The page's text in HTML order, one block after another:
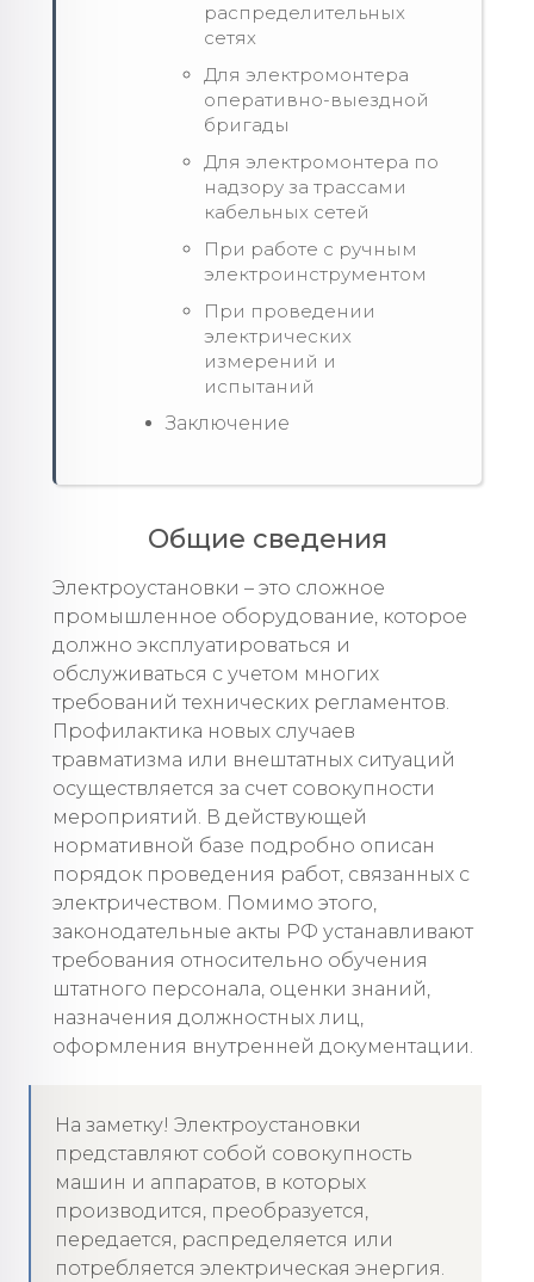
распределительных
сетях
Для электромонтера
оперативно-выездной
бригады
Для электромонтера по
надзору за трассами
кабельных сетей
При работе с ручным
электроинструментом
При проведении
электрических
измерений и
испытаний
Заключение
Общие сведения
Электроустановки – это сложное
промышленное оборудование, которое
должно эксплуатироваться и
обслуживаться с учетом многих
требований технических регламентов.
Профилактика новых случаев
травматизма или внештатных ситуаций
осуществляется за счет совокупности
мероприятий. В действующей
нормативной базе подробно описан
порядок проведения работ, связанных с
электричеством. Помимо этого,
законодательные акты РФ устанавливают
требования относительно обучения
штатного персонала, оценки знаний,
назначения должностных лиц,
оформления внутренней документации.
На заметку! Электроустановки
представляют собой совокупность
машин и аппаратов, в которых
производится, преобразуется,
передается, распределяется или
потребляется электрическая энергия.